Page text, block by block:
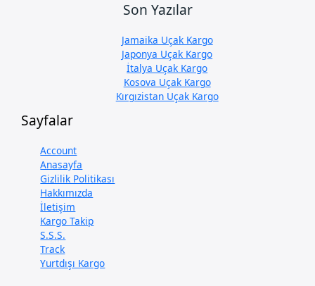
Son Yazılar
Jamaika Uçak Kargo
Japonya Uçak Kargo
İtalya Uçak Kargo
Kosova Uçak Kargo
Kırgızistan Uçak Kargo
Sayfalar
Account
Anasayfa
Gizlilik Politikası
Hakkımızda
İletişim
Kargo Takip
S.S.S.
Track
Yurtdışı Kargo